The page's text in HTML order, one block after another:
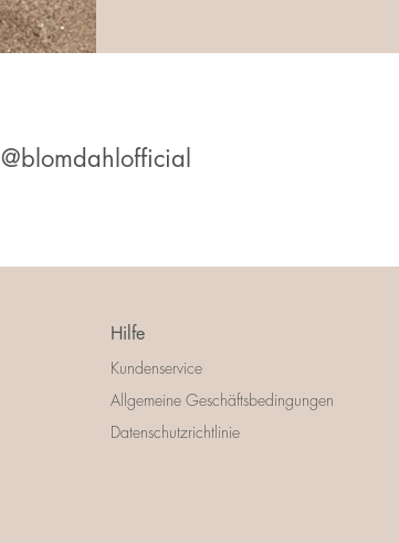
@blomdahlofficial
Hilfe
Kundenservice
Allgemeine Geschäftsbedingungen
Datenschutzrichtlinie